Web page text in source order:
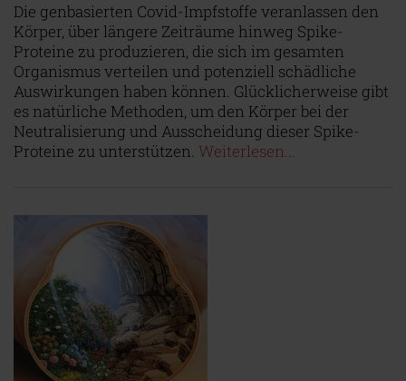
Die genbasierten Covid-Impfstoffe veranlassen den
Körper, über längere Zeiträume hinweg Spike-
Proteine zu produzieren, die sich im gesamten
Organismus verteilen und potenziell schädliche
Auswirkungen haben können. Glücklicherweise gibt
es natürliche Methoden, um den Körper bei der
Neutralisierung und Ausscheidung dieser Spike-
Proteine zu unterstützen. Weiterlesen...